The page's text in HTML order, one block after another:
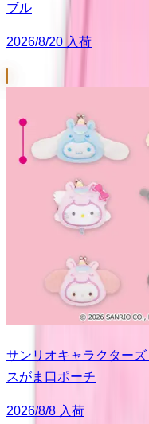
ブル
2026/8/20 入荷
サンリオキャラクター
スがま口ポーチ
2026/8/8 入荷